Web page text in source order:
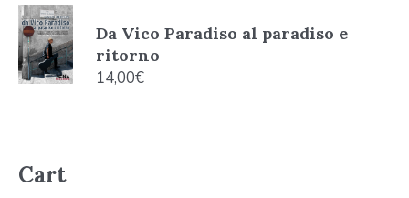
Da Vico Paradiso al paradiso e
ritorno
14,00€
Cart